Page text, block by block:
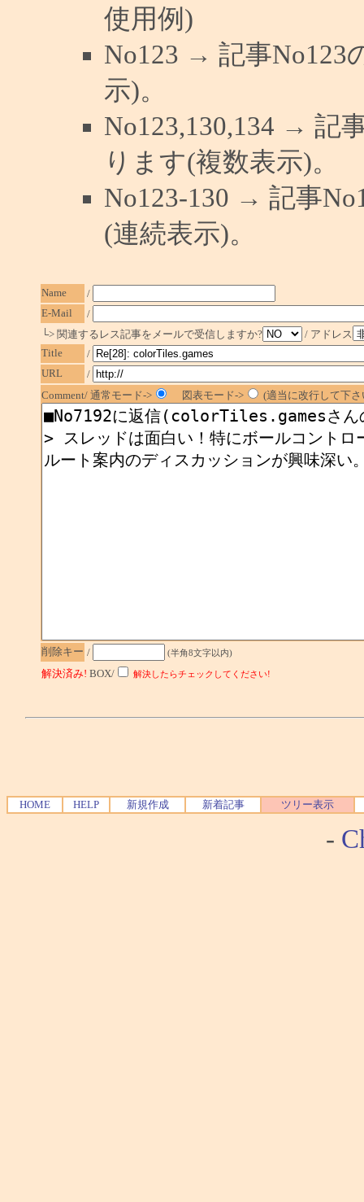
使用例)
No123 → 記事No123
示)。
No123,130,134 → 記
ります(複数表示)。
No123-130 → 記事
(連続表示)。
Name
/
E-Mail
/
└> 関連するレス記事をメールで受信しますか?
/ アドレス
Title
/
URL
/
Comment/ 通常モード->
図表モード-> (適当に改行して下
削除キー / (半角8文字以内)
解決済み! BOX/ 解決したらチェックしてください!
HOME HELP 新規作成 新着記事 ツリー表示
-